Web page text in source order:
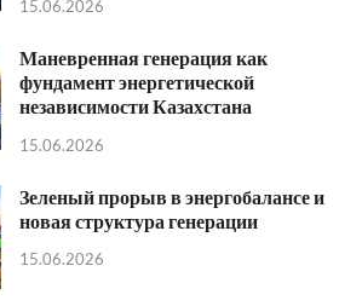
15.06.2026
Маневренная генерация как
фундамент энергетической
независимости Казахстана
15.06.2026
Зеленый прорыв в энергобалансе и
новая структура генерации
15.06.2026